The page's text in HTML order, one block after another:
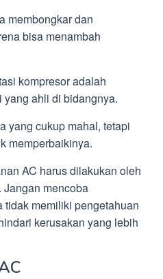
membongkar dan
bisa menambah
kompresor adalah
ahli di bidangnya.
yang cukup mahal, tetapi
memperbaikinya.
AC harus dilakukan oleh
mencoba
memiliki pengetahuan
kerusakan yang lebih